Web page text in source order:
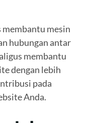
mesin
hubungan antar
membantu
dengan lebih
pada
Anda.